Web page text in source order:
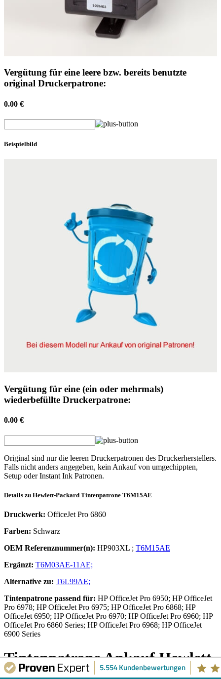
Vergütung für eine leere bzw. bereits benutzte
original Druckerpatrone:
0.00 €
Beispielbild
Vergütung für eine (ein oder mehrmals)
wiederbefüllte Druckerpatrone:
0.00 €
Original sind nur die leeren Druckerpatronen des Druckerherstellers.
Falls nicht anders angegeben, kein Ankauf von umgechippten,
Setup oder Instant Ink Patronen.
Details zu Hewlett-Packard Tintenpatrone T6M15AE
Druckwerk: OfficeJet Pro 6860
Farben: Schwarz
OEM Referenznummer(n): HP903XL ; T6M15AE
Ergänzt: T6M03AE-11AE;
Alternative zu: T6L99AE;
Tintenpatrone passend für: HP OfficeJet Pro 6950; HP OfficeJet
Pro 6978; HP OfficeJet Pro 6975; HP OfficeJet Pro 6868; HP
OfficeJet 6950; HP OfficeJet Pro 6970; HP OfficeJet Pro 6960; HP
OfficeJet Pro 6860 Series; HP OfficeJet Pro 6968; HP OfficeJet
6900 Series
TintenpatroneAnkaufHewlett-
5.554 Kundenbewertungen